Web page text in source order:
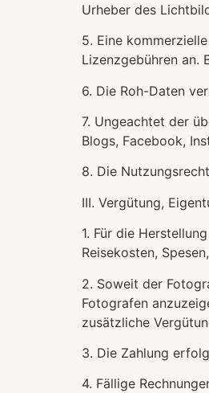
Urheber des
5. Eine
Lizenzgebühren an.
6. Die Roh-Daten
7. Ungeachtet der
Blogs, Facebook,
8. Die
III. Vergütung,
1. Für die
Reisekosten,
2. Soweit der
Fotografen
zusätzliche
3. Die Zahlung
4. Fällige